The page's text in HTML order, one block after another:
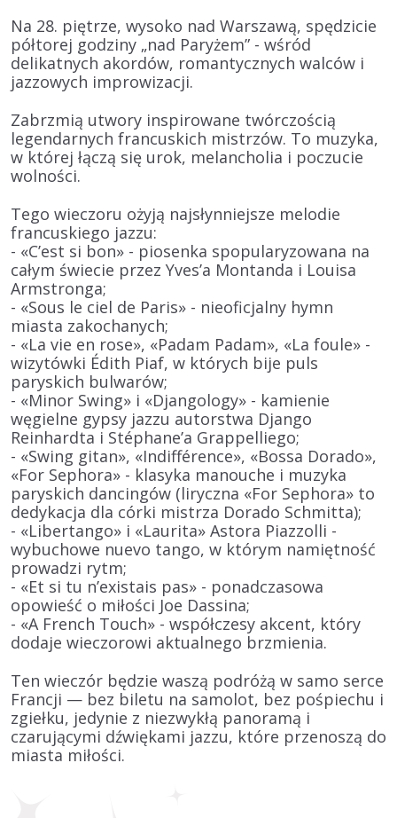
Na 28. piętrze, wysoko nad Warszawą, spędzicie
półtorej godziny „nad Paryżem” - wśród
delikatnych akordów, romantycznych walców i
jazzowych improwizacji.
Zabrzmią utwory inspirowane twórczością
legendarnych francuskich mistrzów. To muzyka,
w której łączą się urok, melancholia i poczucie
wolności.
Tego wieczoru ożyją najsłynniejsze melodie
francuskiego jazzu:
- «C’est si bon» - piosenka spopularyzowana na
całym świecie przez Yves’a Montanda i Louisa
Armstronga;
- «Sous le ciel de Paris» - nieoficjalny hymn
miasta zakochanych;
- «La vie en rose», «Padam Padam», «La foule» -
wizytówki Édith Piaf, w których bije puls
paryskich bulwarów;
- «Minor Swing» i «Djangology» - kamienie
węgielne gypsy jazzu autorstwa Django
Reinhardta i Stéphane’a Grappelliego;
- «Swing gitan», «Indifférence», «Bossa Dorado»,
«For Sephora» - klasyka manouche i muzyka
paryskich dancingów (liryczna «For Sephora» to
dedykacja dla córki mistrza Dorado Schmitta);
- «Libertango» i «Laurita» Astora Piazzolli -
wybuchowe nuevo tango, w którym namiętność
prowadzi rytm;
- «Et si tu n’existais pas» - ponadczasowa
opowieść o miłości Joe Dassina;
- «A French Touch» - współczesy akcent, który
dodaje wieczorowi aktualnego brzmienia.
Ten wieczór będzie waszą podróżą w samo serce
Francji — bez biletu na samolot, bez pośpiechu i
zgiełku, jedynie z niezwykłą panoramą i
czarującymi dźwiękami jazzu, które przenoszą do
miasta miłości.